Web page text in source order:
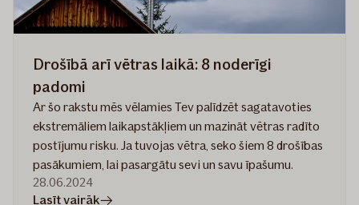
Drošībā arī vētras laikā: 8 noderīgi
padomi
Ar šo rakstu mēs vēlamies Tev palīdzēt sagatavoties
ekstremāliem laikapstākļiem un mazināt vētras radīto
postījumu risku. Ja tuvojas vētra, seko šiem 8 drošības
pasākumiem, lai pasargātu sevi un savu īpašumu.
28.06.2024
Lasīt vairākrakstā